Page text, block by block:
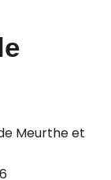
Meurthe et